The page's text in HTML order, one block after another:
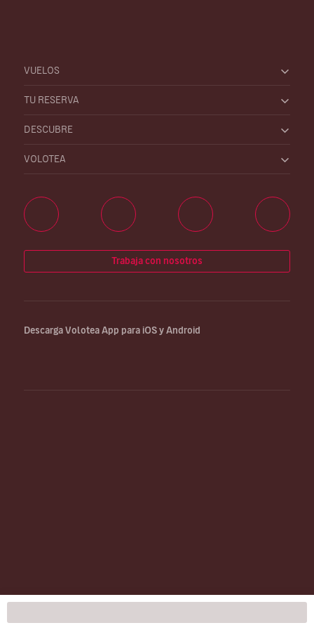
VUELOS
TU RESERVA
DESCUBRE
VOLOTEA
Trabaja con nosotros
Descarga Volotea App para iOS y Android